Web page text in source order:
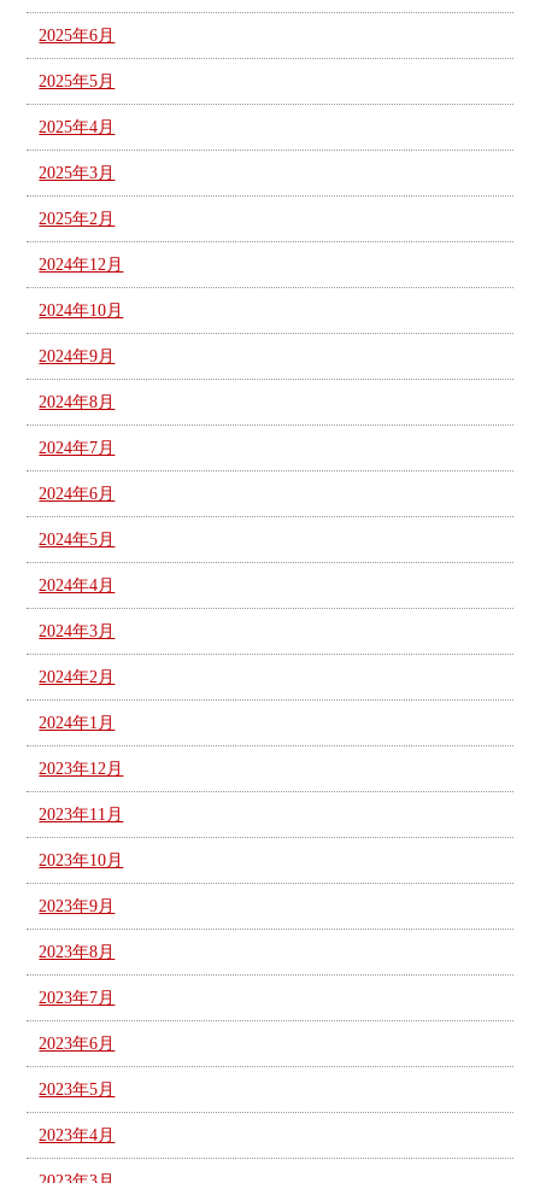
2025年6月
2025年5月
2025年4月
2025年3月
2025年2月
2024年12月
2024年10月
2024年9月
2024年8月
2024年7月
2024年6月
2024年5月
2024年4月
2024年3月
2024年2月
2024年1月
2023年12月
2023年11月
2023年10月
2023年9月
2023年8月
2023年7月
2023年6月
2023年5月
2023年4月